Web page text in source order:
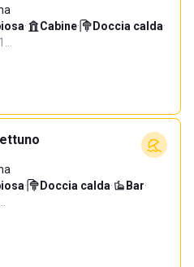
· Cabine· Doccia calda·
· Doccia calda· Bar·